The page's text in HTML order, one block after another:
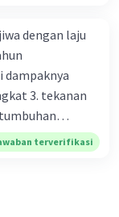
dengan laju
dampaknya
3. tekanan
D. tidak
penting
terverifikasi